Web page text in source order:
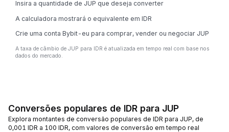
Insira a quantidade de JUP que deseja converter
A calculadora mostrará o equivalente em IDR
Crie uma conta Bybit-eu para comprar, vender ou negociar JUP
A taxa de câmbio de JUP para IDR é atualizada em tempo real com base nos
dados do mercado.
Conversões populares de IDR para JUP
Explora montantes de conversão populares de IDR para JUP, de
0,001 IDR a 100 IDR, com valores de conversão em tempo real